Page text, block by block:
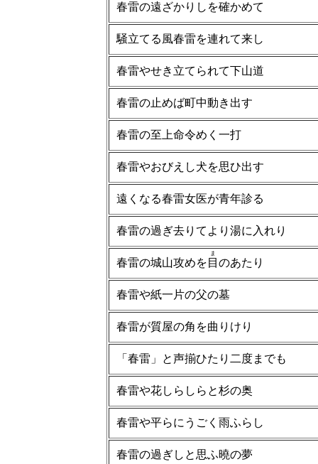
春雷の遠ざかりしを確かめて
騒立てる風春雷を連れて来し
春雷やせき立てられて下山道
春雷の止めば町中動き出す
春雷の至上命令めく一打
春雷やおびえし犬を思ひ出す
遠くなる春雷女医が青年診る
春雷の過ぎ去りてより湯に入れり
春雷の城山攻めを 目
ま
のあたり
春雷や紙一片の父の墓
春雷が質屋の角を曲りけり
「春雷」と声揃ひたり二度までも
春雷や花しらしらと杉の奥
春雷や平らにうごく雨ふらし
春雷の過ぎしと思ふ曉の夢